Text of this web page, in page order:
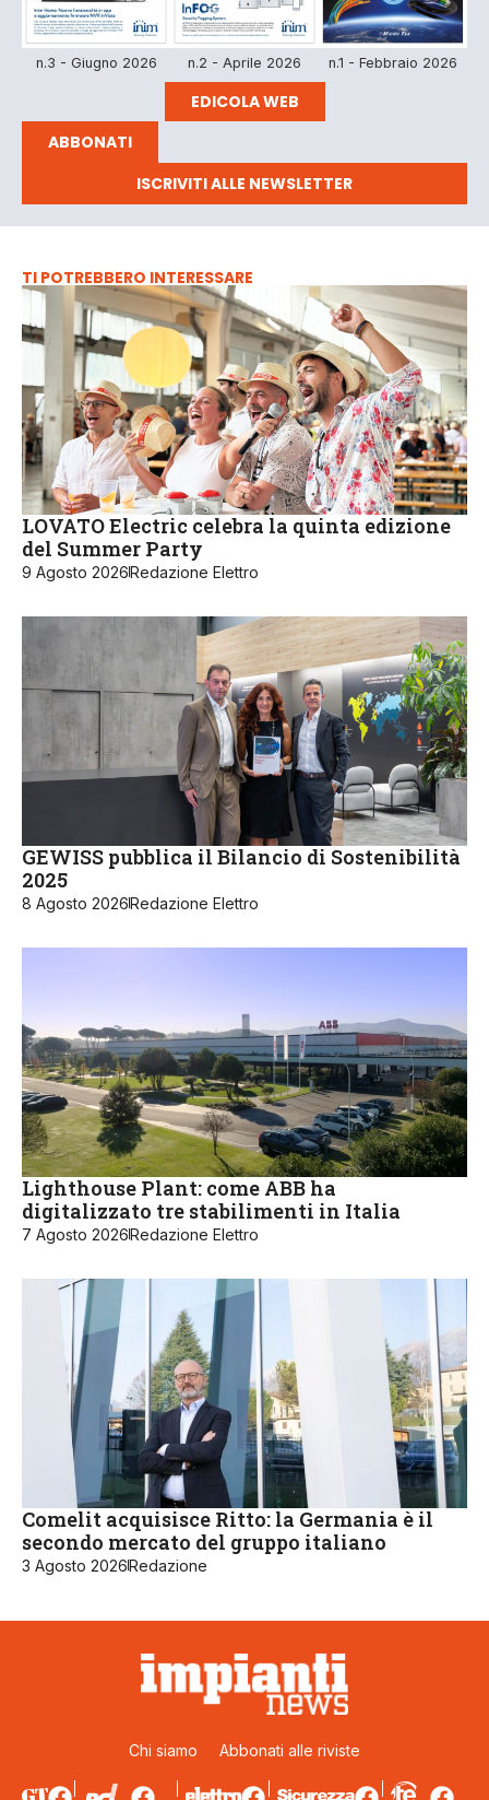
n.3 - Giugno 2026 n.2 - Aprile 2026 n.1 - Febbraio 2026
EDICOLA WEB
ABBONATI
ISCRIVITI ALLE NEWSLETTER
TI POTREBBERO INTERESSARE
LOVATO Electric celebra la quinta edizione
del Summer Party
9 Agosto 2026Redazione Elettro
GEWISS pubblica il Bilancio di Sostenibilità
2025
8 Agosto 2026Redazione Elettro
Lighthouse Plant: come ABB ha
digitalizzato tre stabilimenti in Italia
7 Agosto 2026Redazione Elettro
Comelit acquisisce Ritto: la Germania è il
secondo mercato del gruppo italiano
3 Agosto 2026Redazione
Chi siamo Abbonati alle riviste